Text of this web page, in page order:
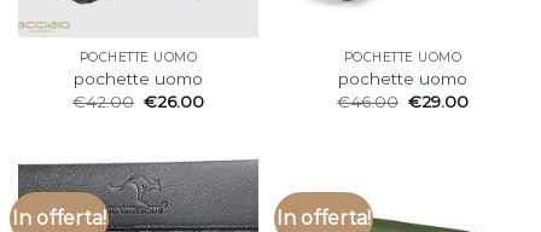
POCHETTE UOMO
pochette uomo
€42.00 €26.00
POCHETTE UOMO
pochette uomo
€46.00 €29.00
In offerta! In offerta!